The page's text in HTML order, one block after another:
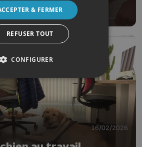
16/02/2026
& FERMER
REFUSER TOUT
CONFIGURER